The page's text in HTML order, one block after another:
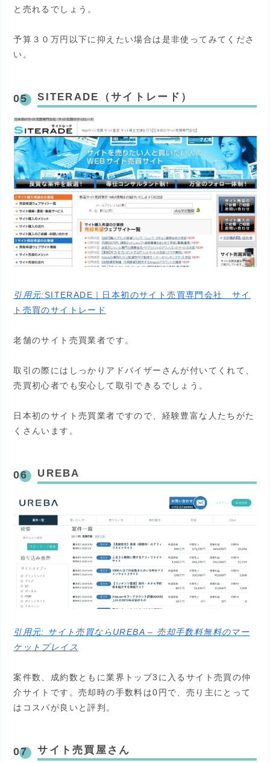
と売れるでしょう。
予算３０万円以下に抑えたい場合は是非使ってみてくださ
い。
SITERADE（サイトレード）
引用元:SITERADE｜日本初のサイト売買専門会社 サイ
ト売買のサイトレード
老舗のサイト売買業者です。
取引の際にはしっかりアドバイザーさんが付いてくれて、
売買初心者でも安心して取引できるでしょう。
日本初のサイト売買業者ですので、経験豊富な人たちがた
くさんいます。
UREBA
引用元: サイト売買ならUREBA – 売却手数料無料のマー
ケットプレイス
案件数、成約数ともに業界トップ3に入るサイト売買の仲
介サイトです。売却時の手数料は0円で、売り主にとって
はコスパが良いと評判。
サイト売買屋さん